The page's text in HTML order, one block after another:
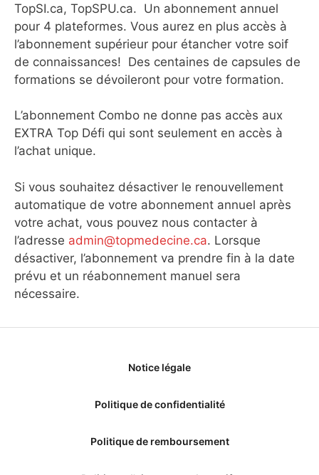
TopSI.ca, TopSPU.ca. Un abonnement annuel
pour 4 plateformes. Vous aurez en plus accès à
l’abonnement supérieur pour étancher votre soif
de connaissances! Des centaines de capsules de
formations se dévoileront pour votre formation.
L’abonnement Combo ne donne pas accès aux
EXTRA Top Défi qui sont seulement en accès à
l’achat unique.
Si vous souhaitez désactiver le renouvellement
automatique de votre abonnement annuel après
votre achat, vous pouvez nous contacter à
l’adresse admin@topmedecine.ca. Lorsque
désactiver, l’abonnement va prendre fin à la date
prévu et un réabonnement manuel sera
nécessaire.
Notice légale
Politique de confidentialité
Politique de remboursement